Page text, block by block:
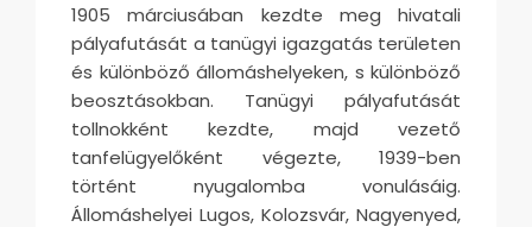
1905 márciusában kezdte meg hivatali
pályafutását a tanügyi igazgatás területen
és különböző állomáshelyeken, s különböző
beosztásokban. Tanügyi pályafutását
tollnokként kezdte, majd vezető
tanfelügyelőként végezte, 1939-ben
történt nyugalomba vonulásáig.
Állomáshelyei Lugos, Kolozsvár, Nagyenyed,